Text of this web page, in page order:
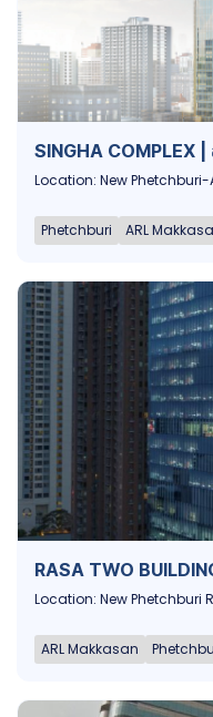
SINGHA COMPLEX
Location: New Phetchburi-
Phetchburi ARL
RASA TWO
Location: New Phetchburi
ARL Makkasan